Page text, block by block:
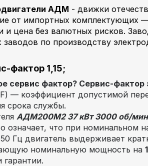
АДМ - движки
от импортных комплектующих
и цена без валютных рисков.
по производству
фактор 1,15;
сервис фактор? Сервис-фактор
— коэффициент допустимой
срока службы.
АДМ200М2 37 кВт 3000 об/мин
означает, что при номинальном
Гц двигатель выдерживает
номинальную мощность на
гарантии.